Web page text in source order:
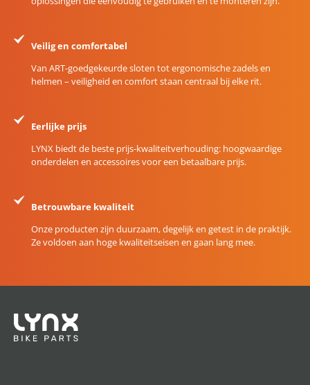
Veilig en comfortabel
Van ART-goedgekeurde sloten tot ergonomische zadels en
helmen – veiligheid en comfort staan centraal bij elke rit.
Eerlijke prijs
LYNX biedt de beste prijs-kwaliteitverhouding: hoogwaardige
onderdelen en accessoires voor een betaalbare prijs.
Betrouwbare kwaliteit
Onze producten zijn duurzaam, degelijk en getest in de praktijk.
Ze voldoen aan hoge kwaliteitseisen en gaan lang mee.